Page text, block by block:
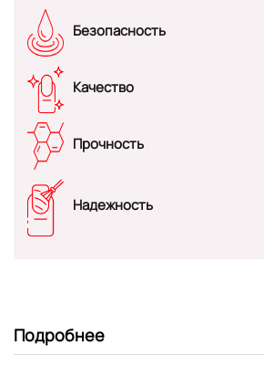
Безопасность
Качество
Прочность
Надежность
Подробнее